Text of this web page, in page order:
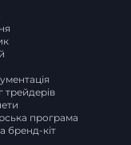
трейдерів
програма
бренд-кіт